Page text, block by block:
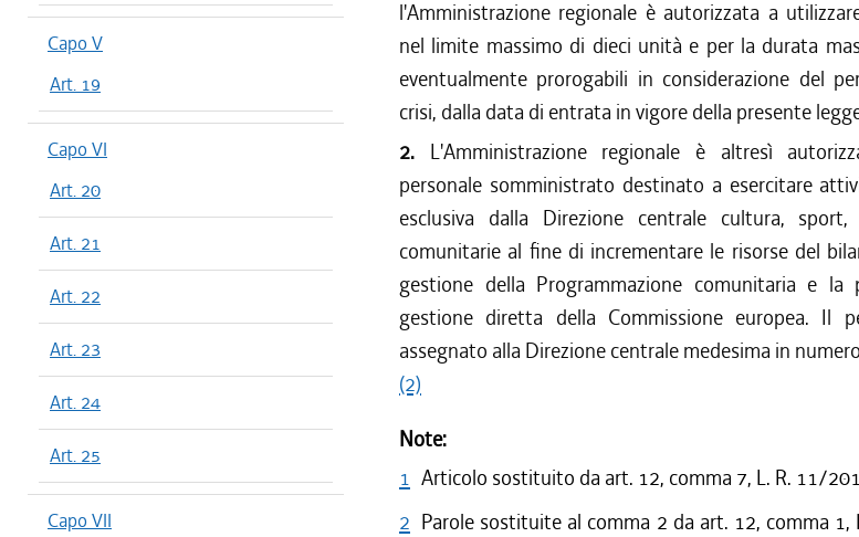
Capo V
Art. 19
Capo VI
Art. 20
Art. 21
Art. 22
Art. 23
Art. 24
Art. 25
Capo VII
l'Amministrazione regionale è autorizzata a
nel limite massimo di dieci unità e per la durata
eventualmente prorogabili in considerazione del
crisi, dalla data di entrata in vigore della presente
2. L'Amministrazione regionale è altresì
personale somministrato destinato a esercitare
esclusiva dalla Direzione centrale cultura,
comunitarie al fine di incrementare le risorse del
gestione della Programmazione comunitaria e la
gestione diretta della Commissione europea. Il
assegnato alla Direzione centrale medesima in
(2)
Note:
1 Articolo sostituito da art. 12, comma 7, L. R. 11/
2 Parole sostituite al comma 2 da art. 12, comma